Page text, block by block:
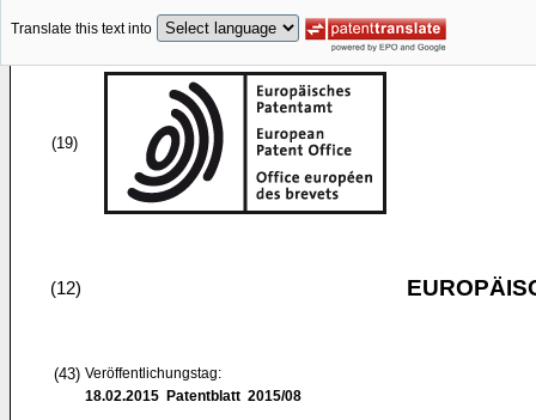
Translate this text into
(19)
(12)
(43) Veröffentlichungstag:
18.02.2015 Patentblatt 2015/08